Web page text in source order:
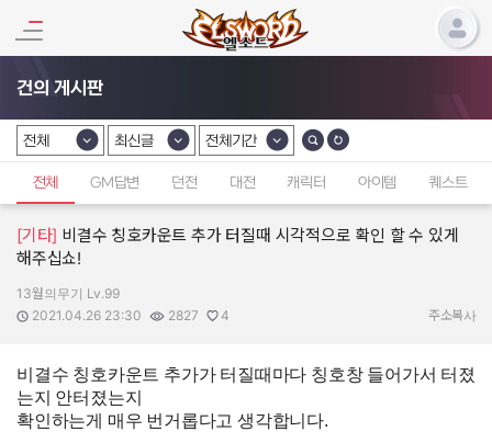
건의 게시판
카테고리 선택
전체
카테고리 선택
최신글
카테고리 선택
전체기간
전체 GM답변 던전 대전 캐릭터 아이템 퀘스트
[기타] 비결수 칭호카운트 추가 터질때 시각적으로 확인 할 수 있게
해주십쇼!
작성자:
13월의무기 Lv.99
작성일:
2021.04.26 23:30
조회수:
2827
추천수:
4 주소복사
비결수 칭호카운트 추가가 터질때마다 칭호창 들어가서 터졌
는지 안터졌는지
확인하는게 매우 번거롭다고 생각합니다.